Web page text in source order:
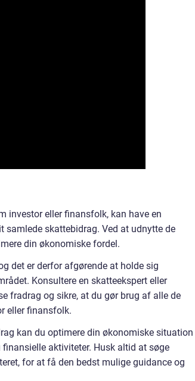
investor eller finansfolk, kan have en
skattebidrag. Ved at udnytte de
din økonomiske fordel.
det er derfor afgørende at holde sig
Konsultere en skatteekspert eller
fradrag og sikre, at du gør brug af alle de
eller finansfolk.
kan du optimere din økonomiske situation
aktiviteter. Husk altid at søge
for at få den bedst mulige guidance og